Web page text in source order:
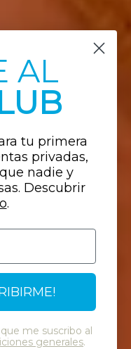
AL
tu primera
privadas,
nadie y
Descubrir
.
me suscribo al
generales.